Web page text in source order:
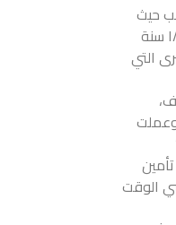
حيث
كانت تعيش عائلتها لتجد سماح نفسها وقد أصبحت مسؤولة عن أخوتها الثلاثة والاعتناء خاصة بأخيها سليم ١٨ سنة
التي
الوقت